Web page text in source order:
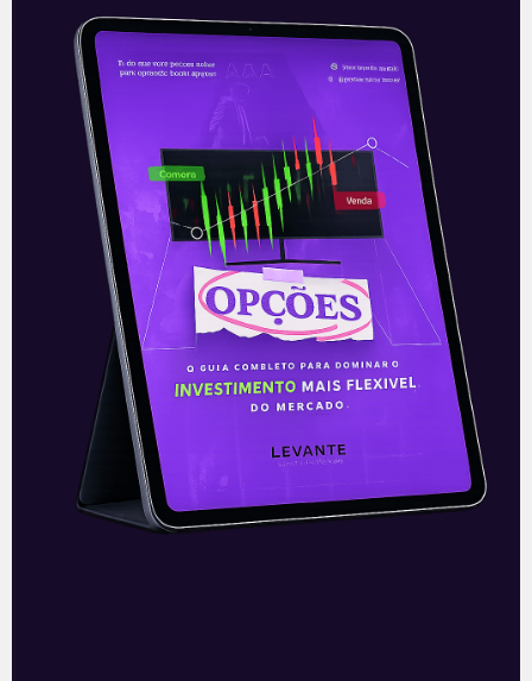
As commodities e a Bolsa
O dia a dia do investidor tem várias
incertezas, e uma das principais é o
preço das commodities. Esse mercado
tem várias complexidades. Tanto a
Leia mais
18/05/2021